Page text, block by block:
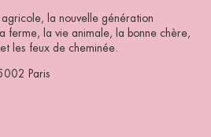
la nouvelle génération
ferme, la vie animale, la bonne chère,
les feux de cheminée.
Paris